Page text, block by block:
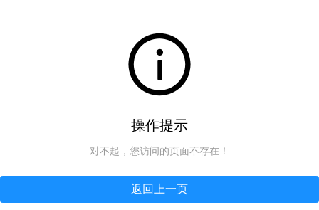
操作提示
对不起，您访问的页面不存在！
返回上一页